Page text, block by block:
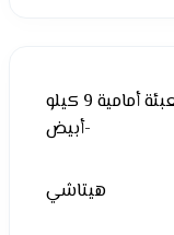
غسالة ملابس هيتاشى تعبئة أمامية 9 كيلو
-أبيض
هيتاشي